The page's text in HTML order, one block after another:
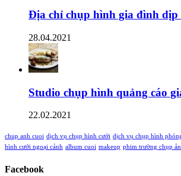
Địa chỉ chụp hình gia đình dịp
28.04.2021
Studio chụp hình quảng cáo
22.02.2021
chup anh cuoi dịch vụ chụp hình cưới dịch vụ chụp hình
hình cưới ngoại cảnh album cuoi makeup phim trường chụp
Facebook